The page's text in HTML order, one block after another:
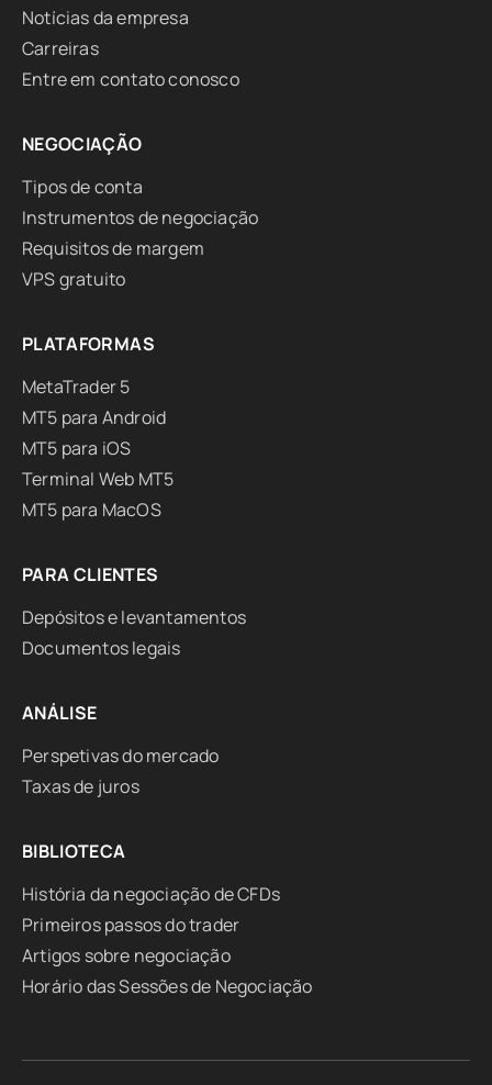
Notícias da empresa
Carreiras
Entre em contato conosco
NEGOCIAÇÃO
Tipos de conta
Instrumentos de negociação
Requisitos de margem
VPS gratuito
PLATAFORMAS
MetaTrader 5
MT5 para Android
MT5 para iOS
Terminal Web MT5
MT5 para MacOS
PARA CLIENTES
Depósitos e levantamentos
Documentos legais
ANÁLISE
Perspetivas do mercado
Taxas de juros
BIBLIOTECA
História da negociação de CFDs
Primeiros passos do trader
Artigos sobre negociação
Horário das Sessões de Negociação